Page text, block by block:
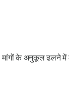
मांगों के अनुकूल ढलने में